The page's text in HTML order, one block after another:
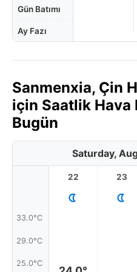
Gün Batımı
Ay Fazı
Sanmenxia, Çin
için Saatlik Hava
Bugün
Saturday,
33.0°C
29.0°C
25.0°C
22 23